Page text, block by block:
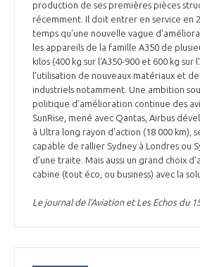
production de ses premières pièces
récemment. Il doit entrer en service en
temps qu'une nouvelle vague
les appareils de la famille A350 de
kilos (400 kg sur l'A350-900 et 600 kg sur
l'utilisation de nouveaux matériaux et
industriels notamment. Une ambition
politique d’amélioration continue des
SunRise, mené avec Qantas, Airbus
à Ultra long rayon d’action (18 000 km),
capable de rallier Sydney à Londres ou
d’une traite. Mais aussi un grand choix
cabine (tout éco, ou business) avec la
Le journal de l’Aviation et Les Echos du